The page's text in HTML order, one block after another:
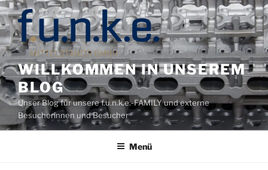
Zum
Inhalt
springen
WILLKOMMEN IN UNSEREM
BLOG
Unser Blog für unsere f.u.n.k.e.-FAMILY und externe
Besucherinnen und Besucher
Menü